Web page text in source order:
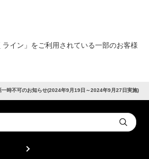
イン」をご利用されている⼀部のお客様
時不可のお知らせ(2024年9月19日～2024年9月27日実施)
Submit